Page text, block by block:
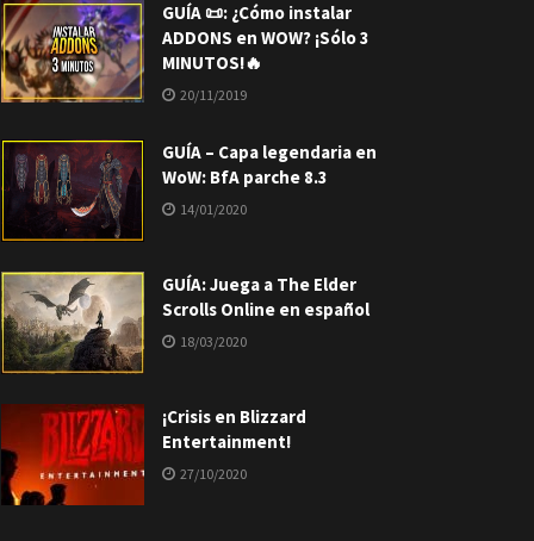
GUÍA 📜: ¿Cómo instalar
ADDONS en WOW? ¡Sólo 3
MINUTOS!🔥
20/11/2019
GUÍA – Capa legendaria en
WoW: BfA parche 8.3
14/01/2020
GUÍA: Juega a The Elder
Scrolls Online en español
18/03/2020
¡Crisis en Blizzard
Entertainment!
27/10/2020